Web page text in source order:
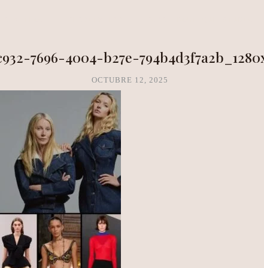
7696-4004-b27e-
OCTUBRE 12, 2025